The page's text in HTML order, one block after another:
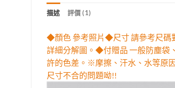
描述 評價 (1)
◆顏色 參考照片◆尺寸 請參考尺碼
詳細分解圖。◆付贈品 一般防塵
許的色差。※摩擦、汗水、水等原
尺寸不合的問題呦!!